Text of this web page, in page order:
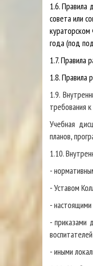
1.6. Правила
совета или
кураторском
года (под
1.7. Правила
1.8. Правила
1.9.
требования
Учебная
планов,
1.10.
-
- Уставом
-
- приказами
- иными